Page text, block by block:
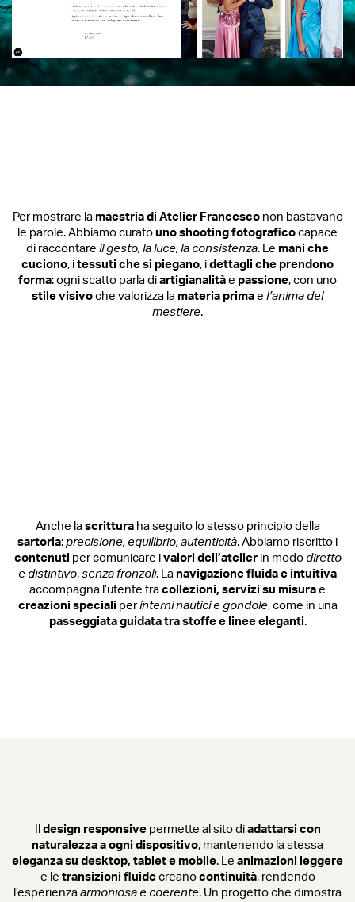
Per mostrare la maestria di Atelier Francesconon bastavano
le parole. Abbiamo curato uno shooting fotografico capace
di raccontare il gesto, la luce, la consistenza. Le mani che
cuciono, i tessuti che si piegano, i dettagli che prendono
forma: ogni scatto parla di artigianalità e passione, con uno
stile visivo che valorizza la materia prima e l’anima del
mestiere.
Anche la scritturaha seguito lo stesso principio della
sartoria: precisione, equilibrio, autenticità. Abbiamo riscritto i
contenuti per comunicare i valori dell’atelierin modo diretto
e distintivo, senza fronzoli. La navigazione fluida e intuitiva
accompagna l’utente tra collezioni, servizi su misura e
creazioni speciali perinterni nautici e gondole, come in una
passeggiata guidata tra stoffe e linee eleganti.
design responsivepermette al sito di adattarsi con
naturalezza a ogni dispositivo, mantenendo la stessa
eleganza su desktop, tablet e mobile. Le animazioni leggere
e le transizioni fluidecreano continuità, rendendo
l’esperienza armoniosa e coerente. Un progetto che dimostra